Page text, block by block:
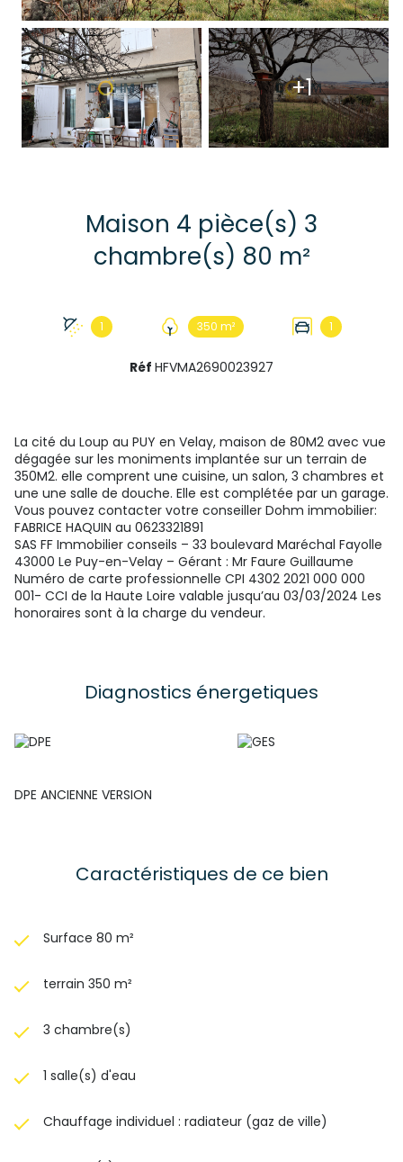
+1
Maison 4 pièce(s) 3
chambre(s) 80 m²
1 350 m² 1
Réf HFVMA2690023927
La cité du Loup au PUY en Velay, maison de 80M2 avec vue
dégagée sur les moniments implantée sur un terrain de
350M2. elle comprent une cuisine, un salon, 3 chambres et
une une salle de douche. Elle est complétée par un garage.
Vous pouvez contacter votre conseiller Dohm immobilier:
FABRICE HAQUIN au 0623321891
SAS FF Immobilier conseils – 33 boulevard Maréchal Fayolle
43000 Le Puy-en-Velay – Gérant : Mr Faure Guillaume
Numéro de carte professionnelle CPI 4302 2021 000 000
001- CCI de la Haute Loire valable jusqu’au 03/03/2024 Les
honoraires sont à la charge du vendeur.
Diagnostics énergetiques
DPE ANCIENNE VERSION
Caractéristiques de ce bien
Surface 80 m²
terrain 350 m²
3 chambre(s)
1 salle(s) d'eau
Chauffage individuel : radiateur (gaz de ville)